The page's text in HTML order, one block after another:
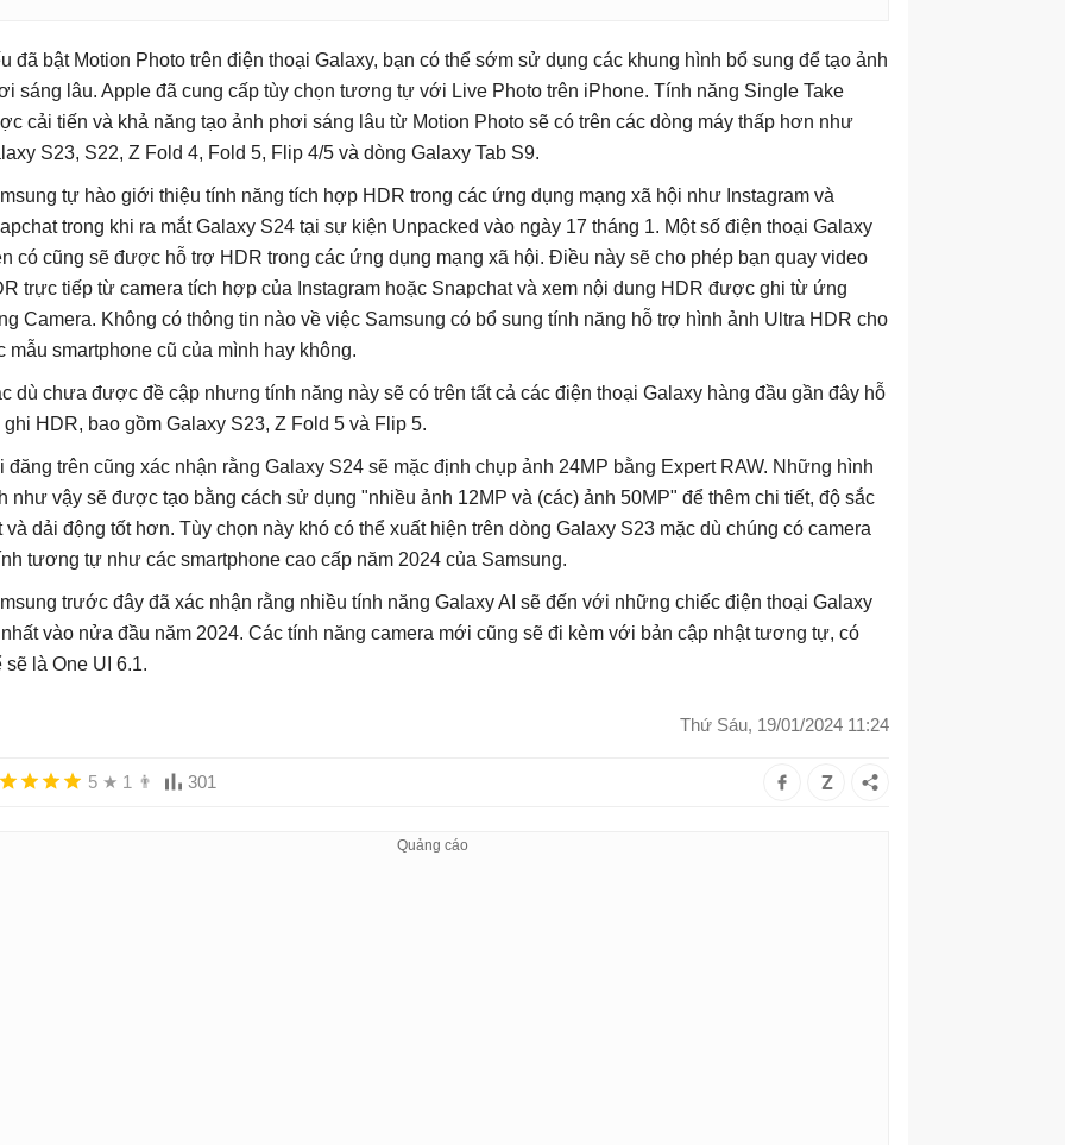
đã bật Motion Photo trên điện thoại Galaxy, bạn có thể sớm sử dụng các khung hình bổ sung để tạo ảnh
sáng lâu. Apple đã cung cấp tùy chọn tương tự với Live Photo trên iPhone. Tính năng Single Take
cải tiến và khả năng tạo ảnh phơi sáng lâu từ Motion Photo sẽ có trên các dòng máy thấp hơn như
S23, S22, Z Fold 4, Fold 5, Flip 4/5 và dòng Galaxy Tab S9.
tự hào giới thiệu tính năng tích hợp HDR trong các ứng dụng mạng xã hội như Instagram và
trong khi ra mắt Galaxy S24 tại sự kiện Unpacked vào ngày 17 tháng 1. Một số điện thoại Galaxy
có cũng sẽ được hỗ trợ HDR trong các ứng dụng mạng xã hội. Điều này sẽ cho phép bạn quay video
trực tiếp từ camera tích hợp của Instagram hoặc Snapchat và xem nội dung HDR được ghi từ ứng
Camera. Không có thông tin nào về việc Samsung có bổ sung tính năng hỗ trợ hình ảnh Ultra HDR cho
mẫu smartphone cũ của mình hay không.
dù chưa được đề cập nhưng tính năng này sẽ có trên tất cả các điện thoại Galaxy hàng đầu gần đây hỗ
ghi HDR, bao gồm Galaxy S23, Z Fold 5 và Flip 5.
đăng trên cũng xác nhận rằng Galaxy S24 sẽ mặc định chụp ảnh 24MP bằng Expert RAW. Những hình
như vậy sẽ được tạo bằng cách sử dụng "nhiều ảnh 12MP và (các) ảnh 50MP" để thêm chi tiết, độ sắc
và dải động tốt hơn. Tùy chọn này khó có thể xuất hiện trên dòng Galaxy S23 mặc dù chúng có camera
tương tự như các smartphone cao cấp năm 2024 của Samsung.
trước đây đã xác nhận rằng nhiều tính năng Galaxy AI sẽ đến với những chiếc điện thoại Galaxy
vào nửa đầu năm 2024. Các tính năng camera mới cũng sẽ đi kèm với bản cập nhật tương tự, có
sẽ là One UI 6.1.
Thứ Sáu, 19/01/2024 11:24
5 ★ 1 👨 301